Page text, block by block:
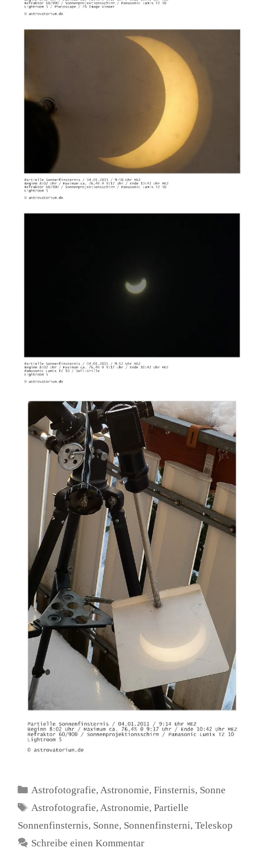
Kategorien
Astrofotografie,Astronomie,Finsternis, Sonne
Schlagwörter
Astrofotografie,Astronomie,Partielle
Sonnenfinsternis, Sonne, Sonnenfinsterni, Teleskop
Schreibe einen Kommentar